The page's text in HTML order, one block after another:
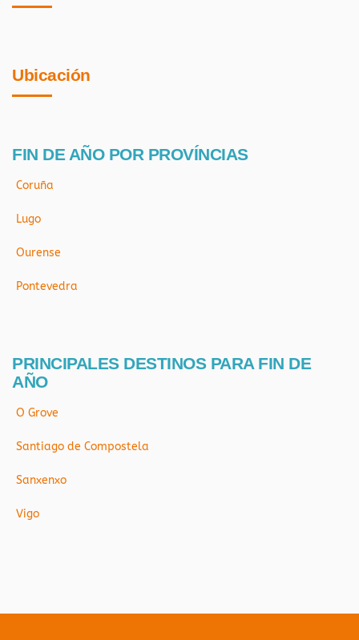
Ubicación
FIN DE AÑO POR PROVÍNCIAS
Coruña
Lugo
Ourense
Pontevedra
PRINCIPALES DESTINOS PARA FIN DE
AÑO
O Grove
Santiago de Compostela
Sanxenxo
Vigo